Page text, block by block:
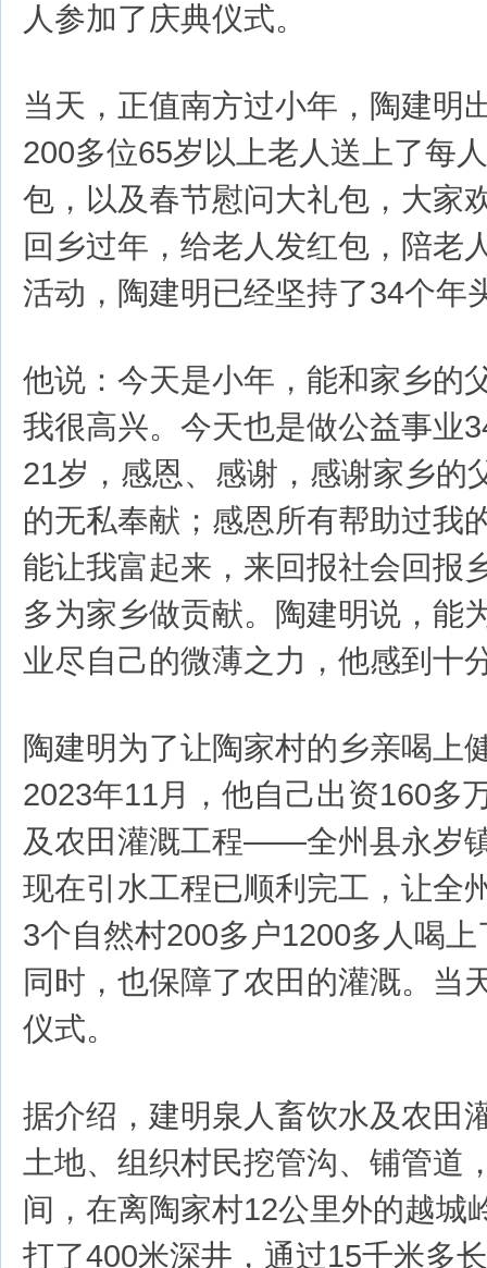
人参加了庆典仪式。
当天，正值南方过小年，陶建明
200多位65岁以上老人送上了每
包，以及春节慰问大礼包，大家
回乡过年，给老人发红包，陪老
活动，陶建明已经坚持了34个年
他说：今天是小年，能和家乡的
我很高兴。今天也是做公益事业
21岁，感恩、感谢，感谢家乡的
的无私奉献；感恩所有帮助过我
能让我富起来，来回报社会回报
多为家乡做贡献。陶建明说，能
业尽自己的微薄之力，他感到十
陶建明为了让陶家村的乡亲喝上
2023年11月，他自己出资160多
及农田灌溉工程——全州县永岁
现在引水工程已顺利完工，让全
3个自然村200多户1200多人喝
同时，也保障了农田的灌溉。当
仪式。
据介绍，建明泉人畜饮水及农田
土地、组织村民挖管沟、铺管道
间，在离陶家村12公里外的越城
打了400米深井，通过15千米多